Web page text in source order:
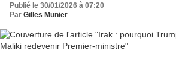
Publié le 30/01/2026 à 07:20
Par Gilles Munier